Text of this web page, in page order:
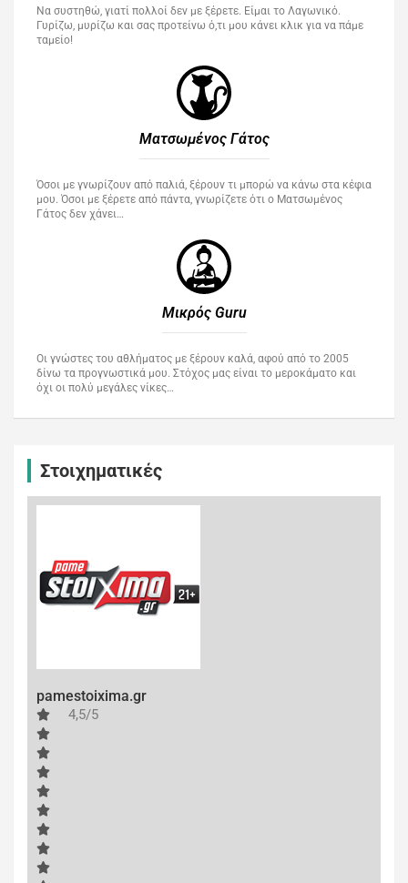
Να συστηθώ, γιατί πολλοί δεν με ξέρετε. Είμαι το Λαγωνικό.
Γυρίζω, μυρίζω και σας προτείνω ό,τι μου κάνει κλικ για να πάμε
ταμείο!
Ματσωμένος Γάτος​
Όσοι με γνωρίζουν από παλιά, ξέρουν τι μπορώ να κάνω στα κέφια
μου. Όσοι με ξέρετε από πάντα, γνωρίζετε ότι ο Ματσωμένος
Γάτος δεν χάνει…
Μικρός Guru​
Οι γνώστες του αθλήματος με ξέρουν καλά, αφού από το 2005
δίνω τα προγνωστικά μου. Στόχος μας είναι το μεροκάματο και
όχι οι πολύ μεγάλες νίκες…
Στοιχηματικές
pamestoixima.gr
4,5/5